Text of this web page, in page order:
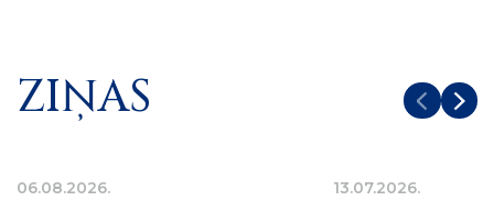
ZIŅAS
06.08.2026. 13.07.2026.